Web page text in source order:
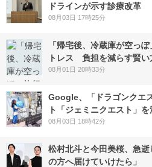
ドラインが示す診療改革
08月03日 17時25分
「帰宅後、冷蔵庫が空っ
トレス 負担を減らす賢い
08月01日 20時33分
Google、「ドラゴンクエ
ト「ジェミニクエスト」
08月03日 18時42分
松村北斗と今田美桜、急
の方へ届けていけたら」